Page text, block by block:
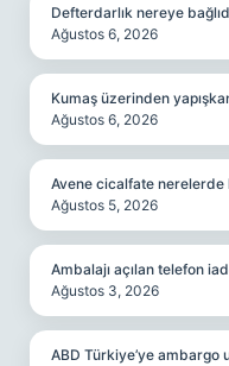
Defterdarlık nereye
Ağustos 6, 2026
Kumaş üzerinden yapışkan
Ağustos 6, 2026
Avene cicalfate nerelerde
Ağustos 5, 2026
Ambalajı açılan telefon
Ağustos 3, 2026
ABD Türkiye’ye ambargo